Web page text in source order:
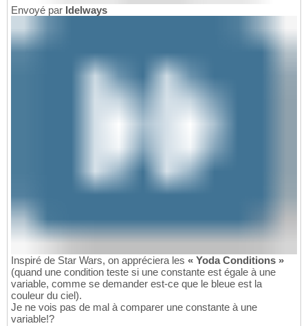
Envoyé par Idelways
Inspiré de Star Wars, on appréciera les « Yoda Conditions »
(quand une condition teste si une constante est égale à une
variable, comme se demander est-ce que le bleue est la
couleur du ciel).
Je ne vois pas de mal à comparer une constante à une
variable!?